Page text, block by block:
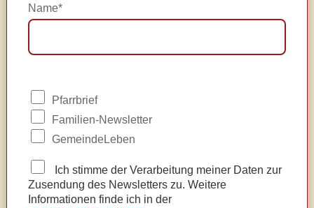
Name*
Pfarrbrief
Familien-Newsletter
GemeindeLeben
Ich stimme der Verarbeitung meiner Daten zur
Zusendung des Newsletters zu. Weitere
Informationen finde ich in der